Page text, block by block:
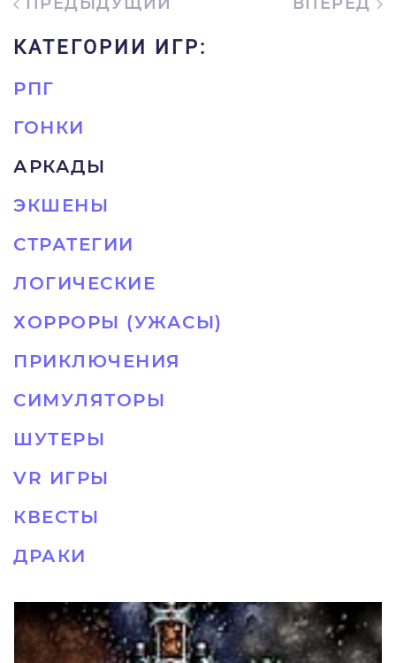
КАТЕГОРИИ ИГР:
РПГ
ГОНКИ
АРКАДЫ
ЭКШЕНЫ
СТРАТЕГИИ
ЛОГИЧЕСКИЕ
ХОРРОРЫ (УЖАСЫ)
ПРИКЛЮЧЕНИЯ
СИМУЛЯТОРЫ
ШУТЕРЫ
VR ИГРЫ
КВЕСТЫ
ДРАКИ